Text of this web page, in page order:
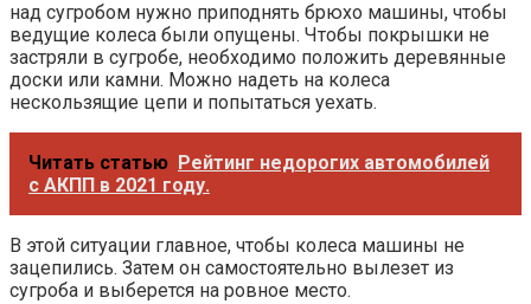
над сугробом нужно приподнять брюхо машины, чтобы
ведущие колеса были опущены. Чтобы покрышки не
застряли в сугробе, необходимо положить деревянные
доски или камни. Можно надеть на колеса
нескользящие цепи и попытаться уехать.
Читать статью Рейтинг недорогих автомобилей
с АКПП в 2021 году.
В этой ситуации главное, чтобы колеса машины не
зацепились. Затем он самостоятельно вылезет из
сугроба и выберется на ровное место.